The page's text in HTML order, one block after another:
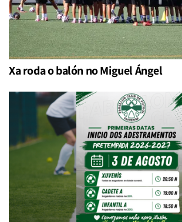
Xa roda o balón no Miguel Ángel